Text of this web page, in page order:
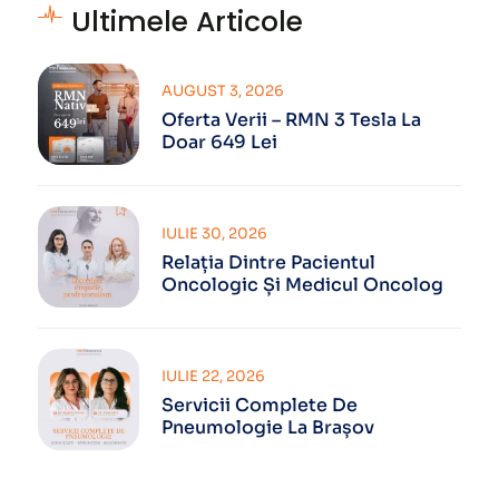
Ultimele Articole
Oferta Verii – RMN 3 Tesla La
Doar 649 Lei
AUGUST 3, 2026
Relația Dintre Pacientul
Oncologic Și Medicul Oncolog
IULIE 30, 2026
Servicii Complete De
Pneumologie La Brașov
IULIE 22, 2026